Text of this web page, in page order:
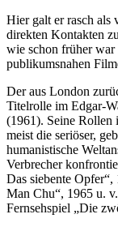
Hier galt er rasch als
direkten Kontakten
wie schon früher
publikumsnahen
Der aus London
Titelrolle im Edgar-
(1961). Seine Rollen
meist die seriöser,
humanistische
Verbrecher
Das siebente
Man Chu“, 1965 u.
Fernsehspiel „Die